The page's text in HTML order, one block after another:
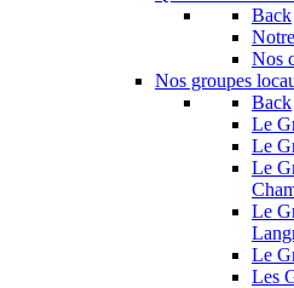
Back
Nos
Nos groupes
Back
Le
Le
Le
Le
Le
Les